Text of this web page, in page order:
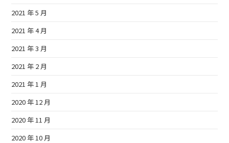
2021 年 5 月
2021 年 4 月
2021 年 3 月
2021 年 2 月
2021 年 1 月
2020 年 12 月
2020 年 11 月
2020 年 10 月